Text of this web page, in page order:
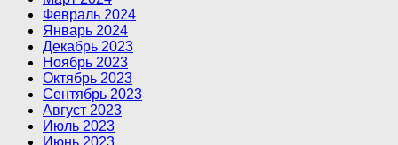
Февраль 2024
Январь 2024
Декабрь 2023
Ноябрь 2023
Октябрь 2023
Сентябрь 2023
Август 2023
Июль 2023
Июнь 2023